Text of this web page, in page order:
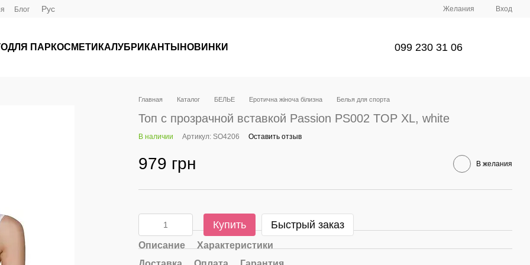
Блог Рус Желания Вход
ДЛЯ ПАР КОСМЕТИКАЛУБРИКАНТЫ НОВИНКИ 099 230 31 06
Главная Каталог БЕЛЬЕ Еротична жіноча білизна Белья для спорта
Топ с прозрачной вставкой Passion PS002 TOP XL, white
В наличии Артикул: SO4206 Оставить отзыв
979 грн В желания
Купить Быстрый заказ
Описание
Характеристики